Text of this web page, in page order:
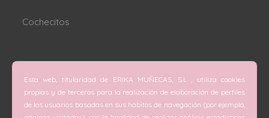
Cochecitos
C/ San Vicente Mártir nº 74 (Valencia).
C/ Doctor Melis nº 6 (Grao de Gandía).
Esta web, titularidad de ERIKA MUÑECAS, S.L , utiliza cookies
propias y de terceros para la realización de elaboración de perfiles
de los usuarios basadas en sus hábitos de navegación (por ejemplo,